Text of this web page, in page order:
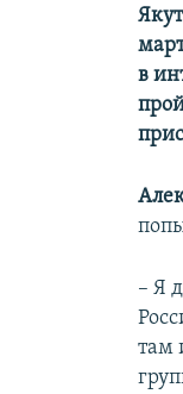
в
– Я
там